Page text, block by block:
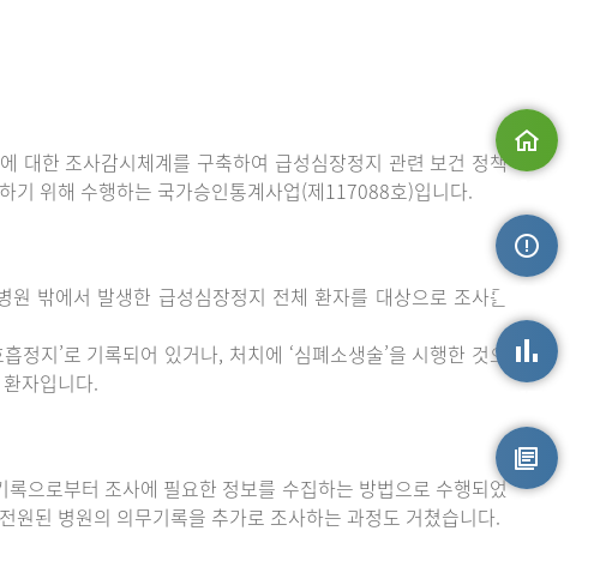
맵
대한 조사감시체계를 구축하여 급성심장정지 관련 보건 정책
기 위해 수행하는 국가승인통계사업(제117088호)입니다.
밖에서 발생한 급성심장정지 전체 환자를 대상으로 조사를
정지’로 기록되어 있거나, 처치에 ‘심폐소생술’을 시행한 것으
자입니다.
으로부터 조사에 필요한 정보를 수집하는 방법으로 수행되었
원된 병원의 의무기록을 추가로 조사하는 과정도 거쳤습니다.
손상정보
원시자료